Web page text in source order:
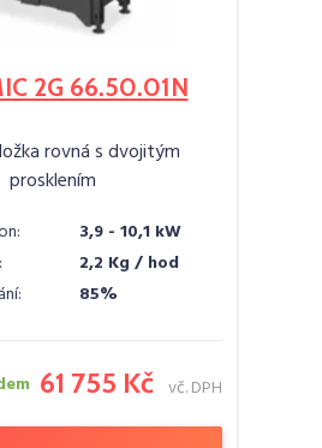
2G 66.50.01N
rovná s dvojitým
prosklením
3,9 - 10,1 kW
2,2 Kg / hod
85%
61 755 Kč vč. DPH